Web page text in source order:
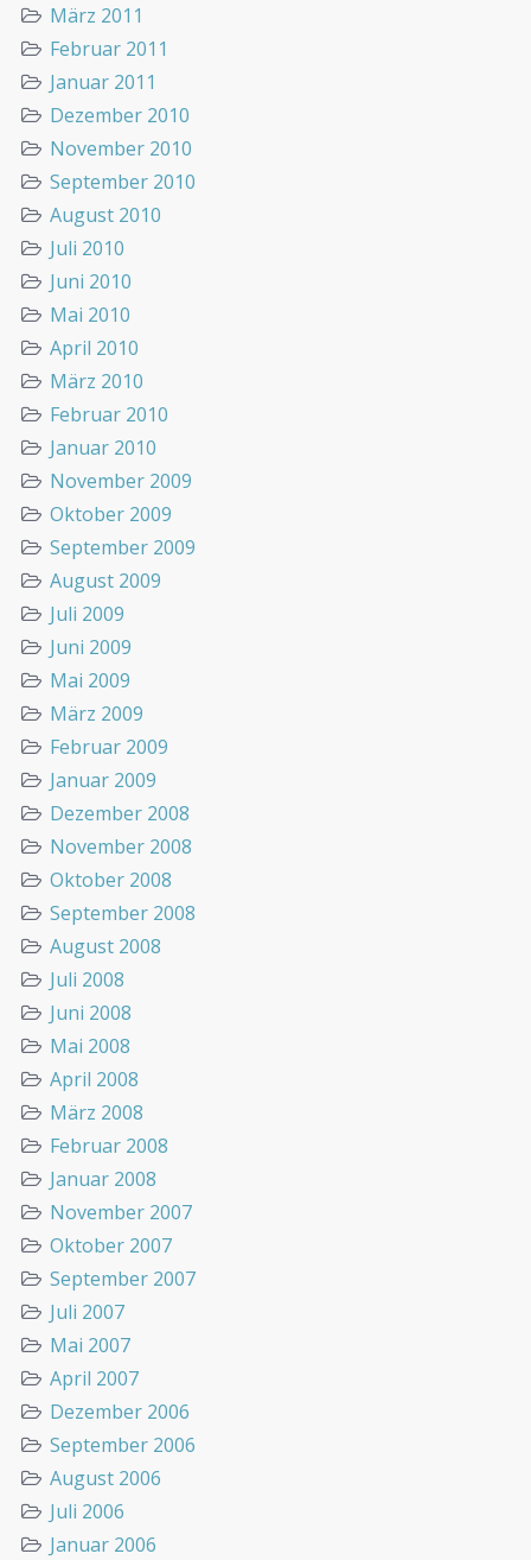
März 2011
Februar 2011
Januar 2011
Dezember 2010
November 2010
September 2010
August 2010
Juli 2010
Juni 2010
Mai 2010
April 2010
März 2010
Februar 2010
Januar 2010
November 2009
Oktober 2009
September 2009
August 2009
Juli 2009
Juni 2009
Mai 2009
März 2009
Februar 2009
Januar 2009
Dezember 2008
November 2008
Oktober 2008
September 2008
August 2008
Juli 2008
Juni 2008
Mai 2008
April 2008
März 2008
Februar 2008
Januar 2008
November 2007
Oktober 2007
September 2007
Juli 2007
Mai 2007
April 2007
Dezember 2006
September 2006
August 2006
Juli 2006
Januar 2006